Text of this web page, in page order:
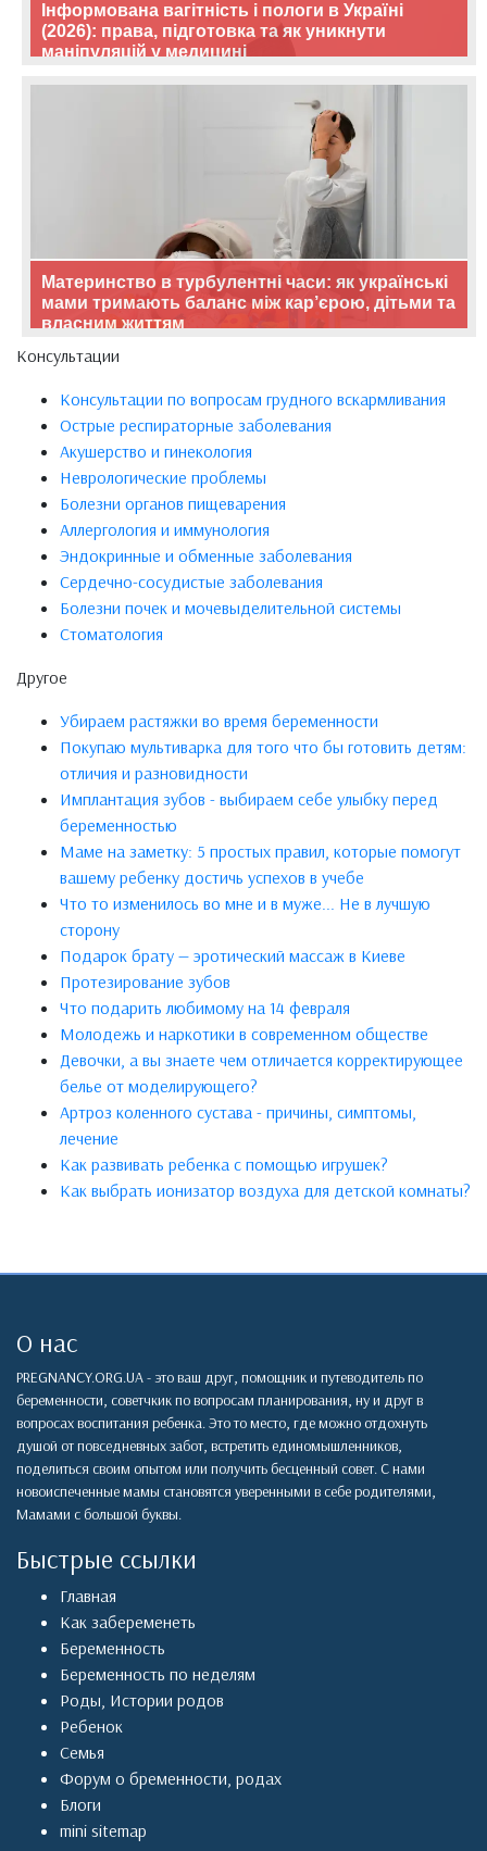
Інформована вагітність і пологи в Україні
(2026): права, підготовка та як уникнути
маніпуляцій у медицині
Материнство в турбулентні часи: як українські
мами тримають баланс між кар’єрою, дітьми та
власним життям
Консультации
Консультации по вопросам грудного вскармливания
Острые респираторные заболевания
Акушерство и гинекология
Неврологические проблемы
Болезни органов пищеварения
Аллергология и иммунология
Эндокринные и обменные заболевания
Сердечно-сосудистые заболевания
Болезни почек и мочевыделительной системы
Стоматология
Другое
Убираем растяжки во время беременности
Покупаю мультиварка для того что бы готовить детям:
отличия и разновидности
Имплантация зубов - выбираем себе улыбку перед
беременностью
Маме на заметку: 5 простых правил, которые помогут
вашему ребенку достичь успехов в учебе
Что то изменилось во мне и в муже... Не в лучшую
сторону
Подарок брату — эротический массаж в Киеве
Протезирование зубов
Что подарить любимому на 14 февраля
Молодежь и наркотики в современном обществе
Девочки, а вы знаете чем отличается корректирующее
белье от моделирующего?
Артроз коленного сустава - причины, симптомы,
лечение
Как развивать ребенка с помощью игрушек?
Как выбрать ионизатор воздуха для детской комнаты?
О нас
PREGNANCY.ORG.UA - это ваш друг, помощник и путеводитель по
беременности, советчкик по вопросам планирования, ну и друг в
вопросах воспитания ребенка. Это то место, где можно отдохнуть
душой от повседневных забот, встретить единомышленников,
поделиться своим опытом или получить бесценный совет. С нами
новоиспеченные мамы становятся уверенными в себе родителями,
Мамами с большой буквы.
Быстрые ссылки
Главная
Как забеременеть
Беременность
Беременность по неделям
Роды, Истории родов
Ребенок
Семья
Форум о бременности, родах
Блоги
mini sitemap